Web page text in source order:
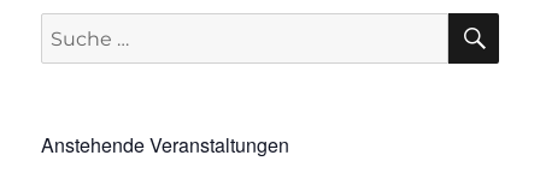
Suche
nach:
Anstehende Veranstaltungen